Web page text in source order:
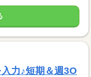
力♪短期＆週3O